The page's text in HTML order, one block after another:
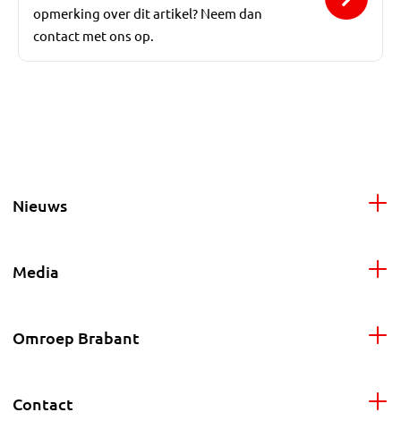
opmerking over dit artikel? Neem dan
contact met ons op.
Nieuws
Media
Omroep Brabant
Contact